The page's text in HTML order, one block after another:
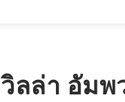
วิลล่า อัมพ